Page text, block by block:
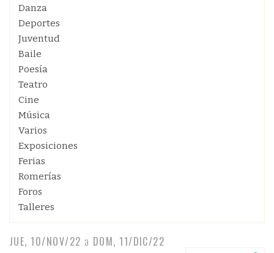
Danza
Deportes
Juventud
Baile
Poesía
Teatro
Cine
Música
Varios
Exposiciones
Ferias
Romerías
Foros
Talleres
JUE, 10/NOV/22 a DOM, 11/DIC/22